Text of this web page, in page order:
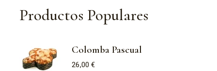
Productos Populares
Colomba Pascual
26,00€